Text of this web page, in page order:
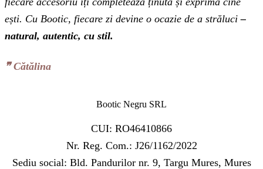
ești. Cu Bootic, fiecare zi devine o ocazie de a străluci –
natural, autentic, cu stil.
❞‬ Cătălina
Bootic Negru SRL
CUI: RO46410866
Nr. Reg. Com.: J26/1162/2022
Sediu social: Bld. Pandurilor nr. 9, Targu Mures, Mures